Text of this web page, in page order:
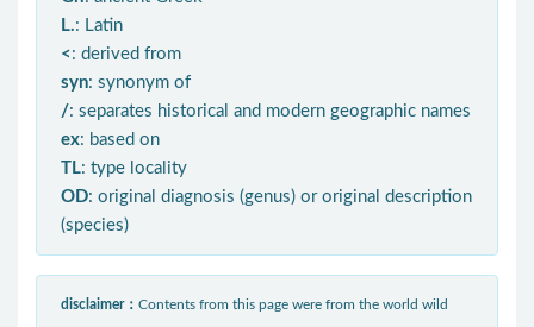
L.: Latin
< : derived from
syn: synonym of
/: separates historical and modern geographic names
ex: based on
TL: type locality
OD: original diagnosis (genus) or original description
(species)
disclaimer： Contents from this page were from the world wild